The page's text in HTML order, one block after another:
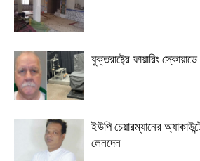
যুক্তরাষ্ট্রে ফায়ারিং
ইউপি চেয়ারম্যানের
লেনদেন